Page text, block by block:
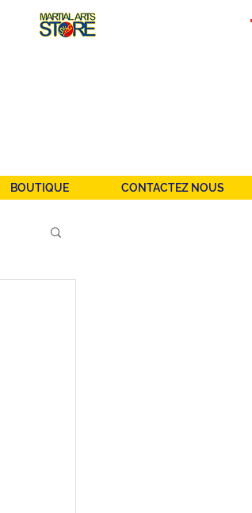
BOUTIQUE CONTACTEZ NOUS